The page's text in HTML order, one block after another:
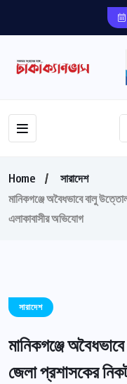
Home
সারাদেশ
মানিকগঞ্জে অবৈধভাবে বালু
এলাকাবাসীর অভিযোগ
সারাদেশ
মানিকগঞ্জে
জেলা প্রশাসকের